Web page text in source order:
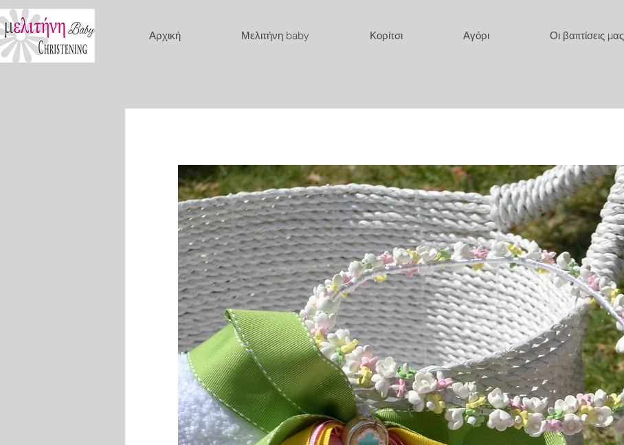
Αρχική Μελιτήνη baby Κορίτσι Αγόρι Οι βαπτίσεις μας